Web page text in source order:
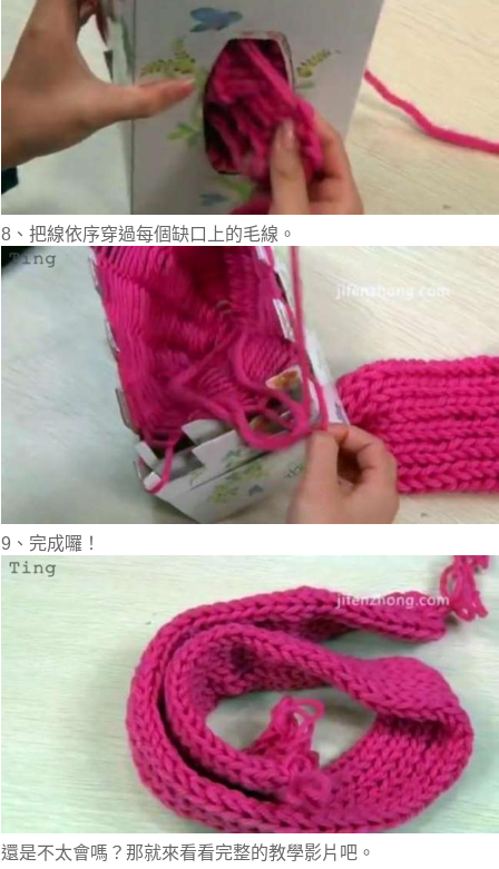
8、把線依序穿過每個缺口上的毛線。
9、完成囉！
還是不太會嗎？那就來看看完整的教學影片吧。